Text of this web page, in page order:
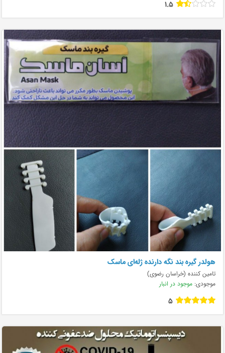
1.5
هولدر گیره بند نگه دارنده ژله‌ای ماسک
تامین کننده (خراسان رضوی)
موجودی: موجود در انبار
5